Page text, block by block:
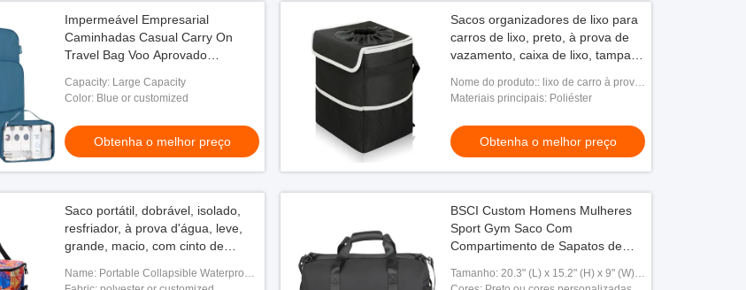
Impermeável Empresarial
Caminhadas Casual Carry On
Travel Bag Voo Aprovado
Capacity: Large Capacity
Color: Blue or customized
Obtenha o melhor preço
Sacos organizadores de lixo para
carros de lixo, preto, à prova de
vazamento, caixa de lixo, tampa,
Nome do produto:: lixo de carro à prova
de água
Materiais principais: Poliéster
Obtenha o melhor preço
Saco portátil, dobrável, isolado,
resfriador, à prova d'água, leve,
grande, macio, com cinto de
Name: Portable Collapsible Waterproof
BSCI Custom Homens Mulheres
Sport Gym Saco Com
Compartimento de Sapatos de
Tamanho: 20.3" (L) x 15.2" (H) x 9" (W)